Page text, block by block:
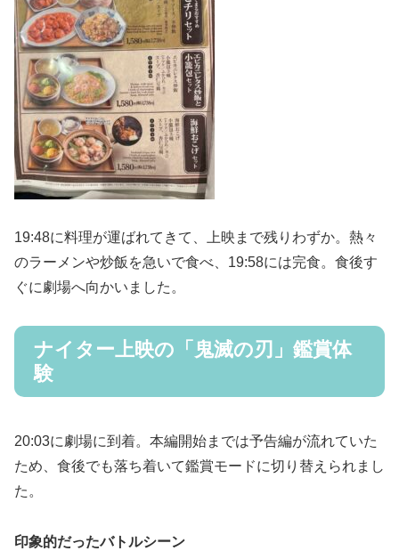
19:48に料理が運ばれてきて、上映まで残りわずか。熱々
のラーメンや炒飯を急いで食べ、19:58には完食。食後す
ぐに劇場へ向かいました。
ナイター上映の「鬼滅の刃」鑑賞体
験
20:03に劇場に到着。本編開始までは予告編が流れていた
ため、食後でも落ち着いて鑑賞モードに切り替えられまし
た。
印象的だったバトルシーン